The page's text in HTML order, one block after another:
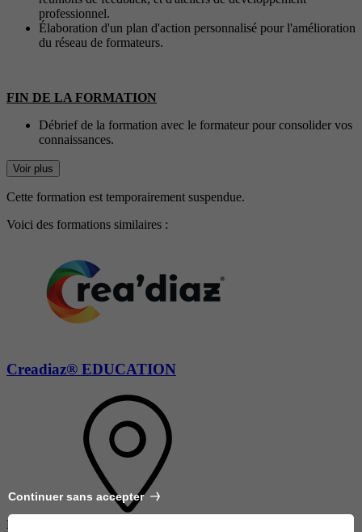
professionnel.
Élaboration d'un plan d'action personnalisé pour l'amélioration
du réseau de formateurs.
FIN DE LA FORMATION
Débrief de la formation avec le formateur pour consolider vos
connaissances.
Voir plus
Cette formation est temporairement suspendue.
Voici des formations similaires :
Creadiaz® EDUCATION
RUMILLY-EN-CAMBRÉSIS
Continuer sans accepter